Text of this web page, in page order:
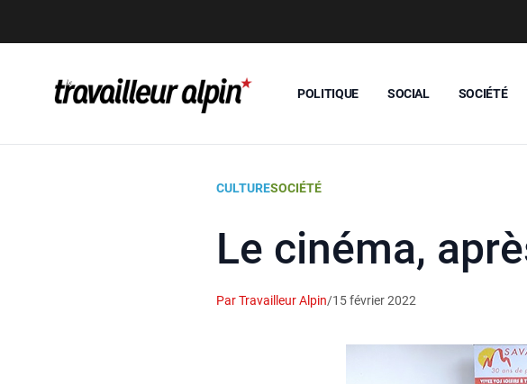
POLITIQUE SOCIAL SOCIÉTÉ
CULTURESOCIÉTÉ
Le cinéma,
Par Travailleur Alpin/15 février 2022